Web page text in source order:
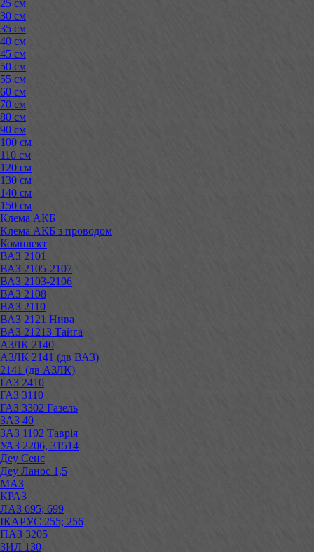
25 см
30 см
35 см
40 см
45 см
50 см
55 см
60 см
70 см
80 см
90 см
100 см
110 см
120 см
130 см
140 см
150 см
Клема АКБ
Клема АКБ з проводом
Комплект
ВАЗ 2101
ВАЗ 2105-2107
ВАЗ 2103-2106
ВАЗ 2108
ВАЗ 2110
ВАЗ 2121 Нива
ВАЗ 21213 Тайга
АЗЛК 2140
АЗЛК 2141 (дв ВАЗ)
2141 (дв АЗЛК)
ГАЗ 2410
ГАЗ 3110
ГАЗ 3302 Газель
ЗАЗ 40
ЗАЗ 1102 Таврія
УАЗ 2206, 31514
Деу Сенс
Деу Ланос 1,5
МАЗ
КРАЗ
ЛАЗ 695; 699
ІКАРУС 255; 256
ПАЗ 3205
ЗИЛ 130